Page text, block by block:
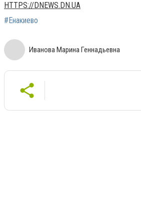
HTTPS://DNEWS.DN.UA
#Енакиево
Иванова Марина Геннадьевна